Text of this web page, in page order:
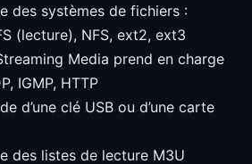
des systèmes de fichiers :
(lecture), NFS, ext2, ext3
Media prend en charge
IGMP, HTTP
d’une clé USB ou d’une carte
des listes de lecture M3U